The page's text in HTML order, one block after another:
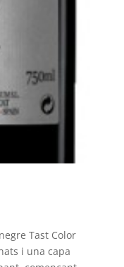
Tast Color
i una capa